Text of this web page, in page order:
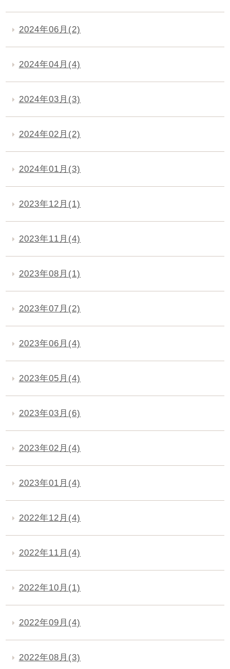
2024年06月(2)
2024年04月(4)
2024年03月(3)
2024年02月(2)
2024年01月(3)
2023年12月(1)
2023年11月(4)
2023年08月(1)
2023年07月(2)
2023年06月(4)
2023年05月(4)
2023年03月(6)
2023年02月(4)
2023年01月(4)
2022年12月(4)
2022年11月(4)
2022年10月(1)
2022年09月(4)
2022年08月(3)